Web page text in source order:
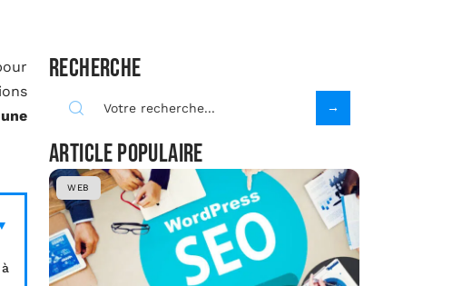
une
Recherche
Article populaire
WEB